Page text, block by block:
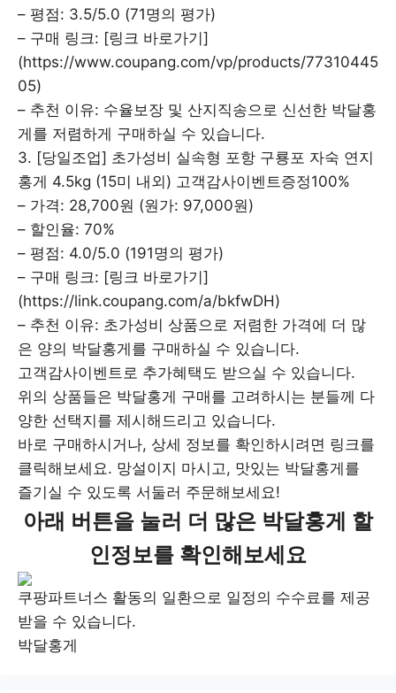
– 평점: 3.5/5.0 (71명의 평가)
– 구매 링크: [링크 바로가기]
(https://www.coupang.com/vp/products/77310445
05)
– 추천 이유: 수율보장 및 산지직송으로 신선한 박달홍
게를 저렴하게 구매하실 수 있습니다.
3. [당일조업] 초가성비 실속형 포항 구룡포 자숙 연지
홍게 4.5kg (15미 내외) 고객감사이벤트증정100%
– 가격: 28,700원 (원가: 97,000원)
– 할인율: 70%
– 평점: 4.0/5.0 (191명의 평가)
– 구매 링크: [링크 바로가기]
(https://link.coupang.com/a/bkfwDH)
– 추천 이유: 초가성비 상품으로 저렴한 가격에 더 많
은 양의 박달홍게를 구매하실 수 있습니다.
고객감사이벤트로 추가혜택도 받으실 수 있습니다.
위의 상품들은 박달홍게 구매를 고려하시는 분들께 다
양한 선택지를 제시해드리고 있습니다.
바로 구매하시거나, 상세 정보를 확인하시려면 링크를
클릭해보세요. 망설이지 마시고, 맛있는 박달홍게를
즐기실 수 있도록 서둘러 주문해보세요!
아래 버튼을 눌러 더 많은 박달홍게 할
인정보를 확인해보세요
쿠팡파트너스 활동의 일환으로 일정의 수수료를 제공
받을 수 있습니다.
박달홍게